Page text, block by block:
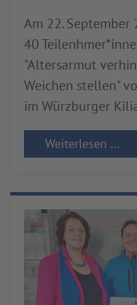
Am 22.
40
"Altersarmut
Weichen stellen"
im Würzburger
Weiterlesen ...